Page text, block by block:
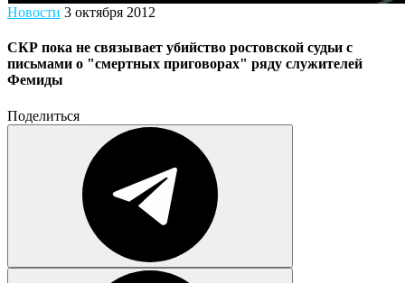
Новости 3 октября 2012
СКР пока не связывает убийство ростовской судьи с
письмами о "смертных приговорах" ряду служителей
Фемиды
Поделиться